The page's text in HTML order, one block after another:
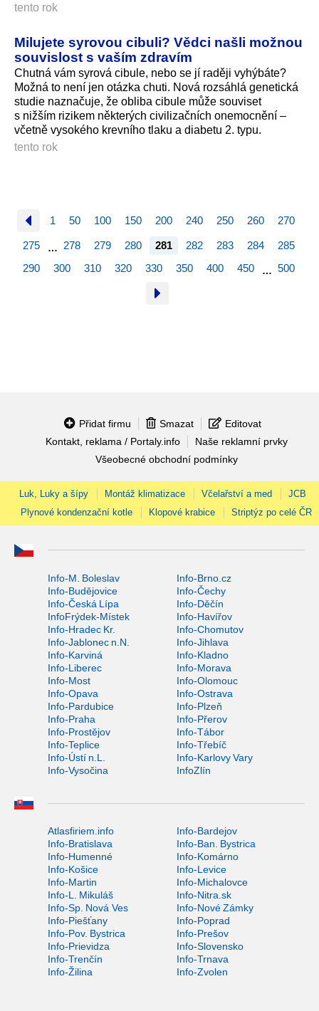
tento rok
Milujete syrovou cibuli? Vědci našli možnou
souvislost s vaším zdravím
Chutná vám syrová cibule, nebo se jí raději vyhýbáte?
Možná to není jen otázka chuti. Nová rozsáhlá genetická
studie naznačuje, že obliba cibule může souviset
s nižším rizikem některých civilizačních onemocnění –
včetně vysokého krevního tlaku a diabetu 2. typu.
tento rok
1 50 100 150 200 240 250 260 270
275 … 278 279 280 281 282 283 284
285
290
300 310 320 330 350 400 450 … 500
Přidat firmu Smazat
Editovat
Kontakt, reklama / Portaly.info
Naše reklamní prvky
Všeobecné obchodní podmínky
Luk, Luky a šípy Montáž klimatizace Včelařství a med
JCB
Plynové kondenzační kotle
Klopové krabice Striptýz po celé ČR
Info-M. Boleslav
Info-Brno.cz
Info-Budějovice
Info-Čechy
Info-Česká Lípa
Info-Děčín
InfoFrýdek-Místek
Info-Havířov
Info-Hradec Kr.
Info-Chomutov
Info-Jablonec n.N.
Info-Jihlava
Info-Karviná
Info-Kladno
Info-Liberec
Info-Morava
Info-Most
Info-Olomouc
Info-Opava
Info-Ostrava
Info-Pardubice
Info-Plzeň
Info-Praha
Info-Přerov
Info-Prostějov
Info-Tábor
Info-Teplice
Info-Třebíč
Info-Ústí n.L.
Info-Karlovy Vary
Info-Vysočina
InfoZlín
Atlasfiriem.info
Info-Bardejov
Info-Bratislava
Info-Ban. Bystrica
Info-Humenné
Info-Komárno
Info-Košice
Info-Levice
Info-Martin
Info-Michalovce
Info-L. Mikuláš
Info-Nitra.sk
Info-Sp. Nová Ves
Info-Nové Zámky
Info-Piešťany
Info-Poprad
Info-Pov. Bystrica
Info-Prešov
Info-Prievidza
Info-Slovensko
Info-Trenčín
Info-Trnava
Info-Žilina
Info-Zvolen